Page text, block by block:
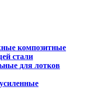
композитные
стали
для лотков